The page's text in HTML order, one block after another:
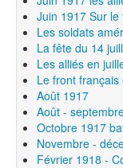
Juin 1917 Sur
Les soldats
La fête du 14
Les alliés en
Le front
Août 1917
Août -
Octobre 1917
Novembre -
Février 1918 -